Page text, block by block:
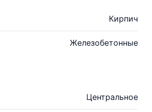
Кирпич
Железобетонные
Центральное